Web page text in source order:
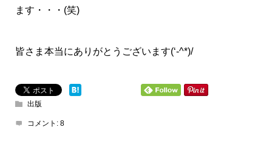
ます・・・(笑)
皆さま本当にありがとうございます(‘-^*)/
出版
コメント: 8